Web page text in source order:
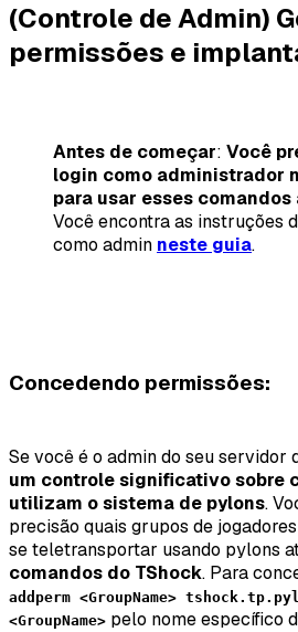
(Controle de Admin)
permissões e
Antes de começar: Você
login como administrador
para usar esses comandos
Você encontra as instruções
como admin neste guia.
Concedendo permissões:
Se você é o admin do seu servidor
um controle significativo sobre
utilizam o sistema de pylons.
precisão quais grupos de
se teletransportar usando pylons
comandos do TShock. Para
addperm <GroupName>
<GroupName> pelo nome específico